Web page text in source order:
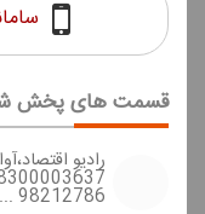
قسمت های پخش
رادیو
98212786 ...